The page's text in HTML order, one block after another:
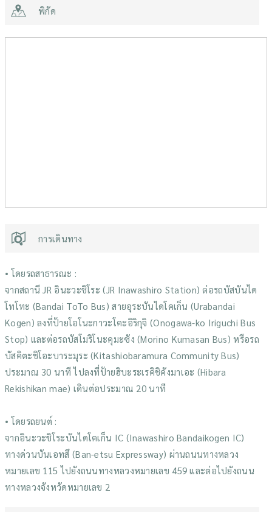
พิกัด
การเดินทาง
• โดยรถสาธารณะ :
จากสถานี JR อินะวะชิโระ (JR Inawashiro Station) ต่อรถบัสบันได
โทโทะ (Bandai ToTo Bus) สายอุระบันไดโคเก็น (Urabandai
Kogen) ลงที่ป้ายโอโนะกาวะโคะอิริกุจิ (Onogawa-ko Iriguchi Bus
Stop) และต่อรถบัสโมริโนะคุมะซัง (Morino Kumasan Bus) หรือรถ
บัสคิตะชิโอะบาระมุระ (Kitashiobaramura Community Bus)
ประมาณ 30 นาที ไปลงที่ป้ายฮิบะระเรคิชิคังมาเอะ (Hibara
Rekishikan mae) เดินต่อประมาณ 20 นาที
• โดยรถยนต์ :
จากอินะวะชิโระบันไดโคเก็น IC (Inawashiro Bandaikogen IC)
ทางด่วนบันเอทสึ (Ban-etsu Expressway) ผ่านถนนทางหลวง
หมายเลข 115 ไปยังถนนทางหลวงหมายเลข 459 และต่อไปยังถนน
ทางหลวงจังหวัดหมายเลข 2